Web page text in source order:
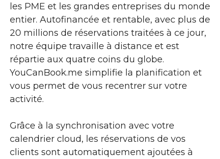
les PME et les grandes entreprises du monde
entier. Autofinancée et rentable, avec plus de
20 millions de réservations traitées à ce jour,
notre équipe travaille à distance et est
répartie aux quatre coins du globe.
YouCanBook.me simplifie la planification et
vous permet de vous recentrer sur votre
activité.
Grâce à la synchronisation avec votre
calendrier cloud, les réservations de vos
clients sont automatiquement ajoutées à